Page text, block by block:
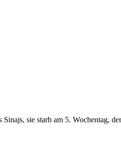
sie starb am 5. Wochentag,